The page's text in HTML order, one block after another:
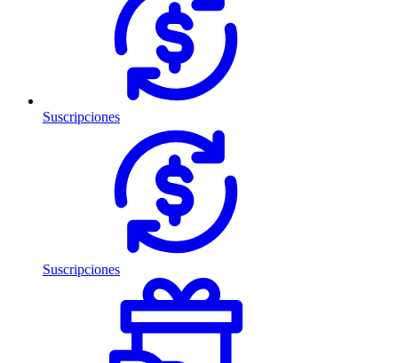
Suscripciones
Suscripciones